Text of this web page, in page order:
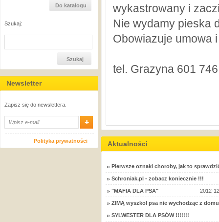
Szukaj:
Newsletter
Zapisz się do newslettera.
Polityka prywatności
wykastrowany i
Nie wydamy pieska
Obowiazuje umowa
tel. Grazyna 601
Aktualności
Pierwsze oznaki choroby, jak to
Schroniak.pl - zobacz koniecznie !!!
"MAFIA DLA PSA" 2012-
ZIMĄ wyszkol psa nie wychodząc z
SYLWESTER DLA PSÓW !!!!!!!